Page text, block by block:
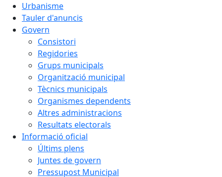
Urbanisme
Tauler d'anuncis
Govern
Consistori
Regidories
Grups municipals
Organització municipal
Tècnics municipals
Organismes dependents
Altres administracions
Resultats electorals
Informació oficial
Últims plens
Juntes de govern
Pressupost Municipal